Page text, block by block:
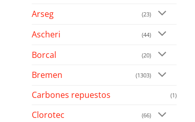
Arseg (23)
Ascheri (44)
Borcal (20)
Bremen (1303)
Carbones repuestos (1)
Clorotec (66)